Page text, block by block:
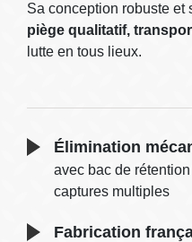
Sa conception robuste et
piège qualitatif,
lutte en tous lieux.
Élimination
avec bac de
captures multiples
Fabrication